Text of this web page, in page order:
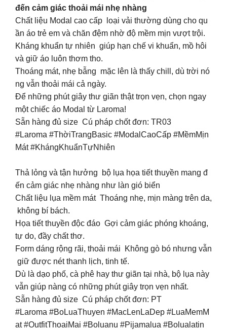
đến cảm giác thoải mái nhẹ nhàng
Chất liệu Modal cao cấp loại vải thường dùng cho qu
ần áo trẻ em và chăn đệm nhờ độ mềm mịn vượt trội.
Kháng khuẩn tự nhiên giúp hạn chế vi khuẩn, mồ hôi
và giữ áo luôn thơm tho.
Thoáng mát, nhẹ bẫng mặc lên là thấy chill, dù trời nó
ng vẫn thoải mái cả ngày.
Để những phút giây thư giãn thật trọn vẹn, chọn ngay
một chiếc áo Modal từ Laroma!
Sẵn hàng đủ size Cú pháp chốt đơn: TR03
#Laroma #ThờiTrangBasic #ModalCaoCấp #MềmMịn
Mát #KhángKhuẩnTựNhiên
Thả lỏng và tận hưởng bộ lụa họa tiết thuyền mang đ
ến cảm giác nhẹ nhàng như làn gió biển
Chất liệu lụa mềm mát Thoáng nhẹ, mịn màng trên da,
không bí bách.
Họa tiết thuyền độc đáo Gợi cảm giác phóng khoáng,
tự do, đầy chất thơ.
Form dáng rộng rãi, thoải mái Không gò bó nhưng vẫn
giữ được nét thanh lịch, tinh tế.
Dù là dạo phố, cà phê hay thư giãn tại nhà, bộ lụa này
vẫn giúp nàng có những phút giây trọn vẹn nhất.
Sẵn hàng đủ size Cú pháp chốt đơn: PT
#Laroma #BoLuaThuyen #MacLenLaDep #LuaMemM
at #OutfitThoaiMai #Boluanu #Pijamalua #Bolualatin